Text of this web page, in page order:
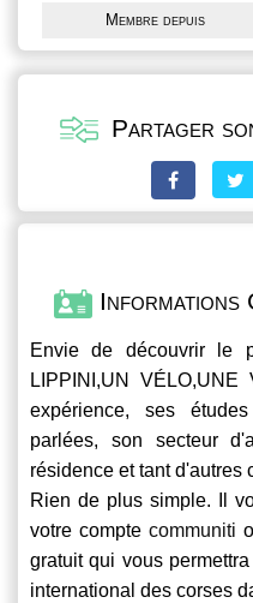
Membre depuis
Partager
Informations
Envie de découvrir le
LIPPINI,UN
expérience, ses
parlées, son secteur
résidence et tant d'autres
Rien de plus simple. Il
votre compte communiti
gratuit qui vous
international des corses